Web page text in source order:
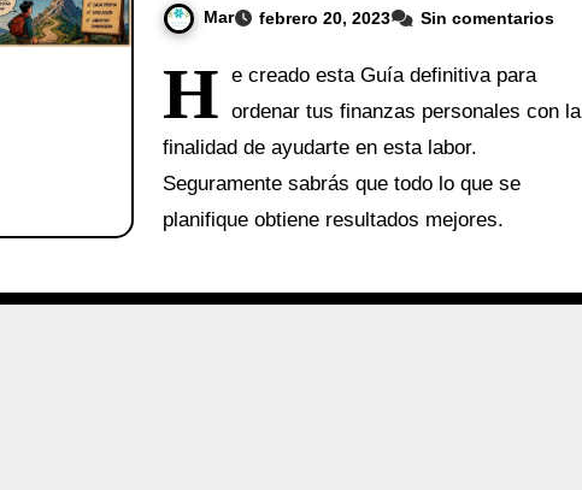
Mar febrero 20, 2023 Sin comentarios
H e creado esta Guía definitiva para
ordenar tus finanzas personales con la
finalidad de ayudarte en esta labor.
Seguramente sabrás que todo lo que se
planifique obtiene resultados mejores.